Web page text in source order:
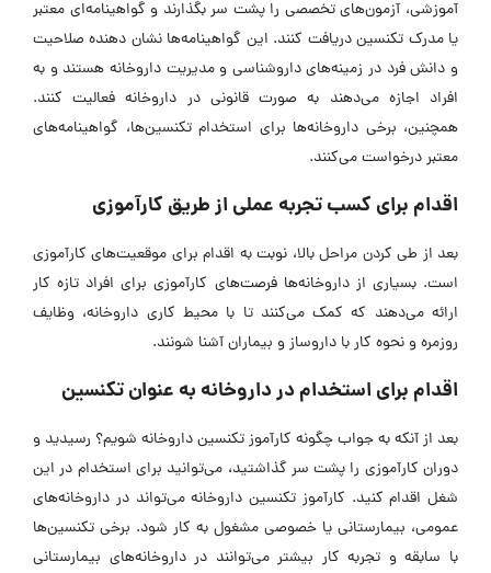
آموزشی، آزمون‌های تخصصی را پشت سر بگذارند و گواهینامه‌ای معتبر
یامدرک تکنسیندریافت کنند. این گواهینامه‌ها نشان‌ دهنده صلاحیت
و دانش فرد در زمینه‌های داروشناسی و مدیریت داروخانه هستند و به
افراد اجازه می‌دهند به‌ صورت قانونی در داروخانه فعالیت کنند.
همچنین، برخی داروخانه‌ها برای استخدام تکنسین‌ها، گواهینامه‌های
معتبر درخواست می‌کنند.
اقدام برای کسب تجربه عملی از طریق کارآموزی
بعد از طی کردن مراحل بالا، نوبت به اقدام برای موقعیت‌های کارآموزی
است. بسیاری از داروخانه‌ها فرصت‌های کارآموزی برای افراد تازه کار
ارائه می‌دهند که کمک می‌کنند تا با محیط کاری داروخانه، وظایف
روزمره و نحوه کار با داروساز و بیماران آشنا شونند.
اقدام برای استخدام در داروخانه به‌ عنوان تکنسین
بعد از آنکه به جواب چگونه کارآموز تکنسین داروخانه شویم؟ رسیدید و
دوران کارآموزی را پشت سر گذاشتید، می‌توانید برای استخدام در این
شغل اقدام کنید. کارآموز تکنسین داروخانه می‌تواند در داروخانه‌های
عمومی، بیمارستانی یا خصوصی مشغول به کار شود. برخی تکنسین‌ها
با سابقه و تجربه کار بیشتر می‌توانند در داروخانه‌های بیمارستانی